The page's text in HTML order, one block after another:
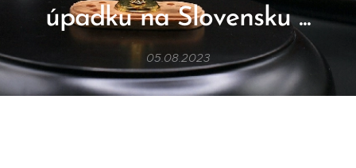
úpadku na Slovensku ...
05.08.2023